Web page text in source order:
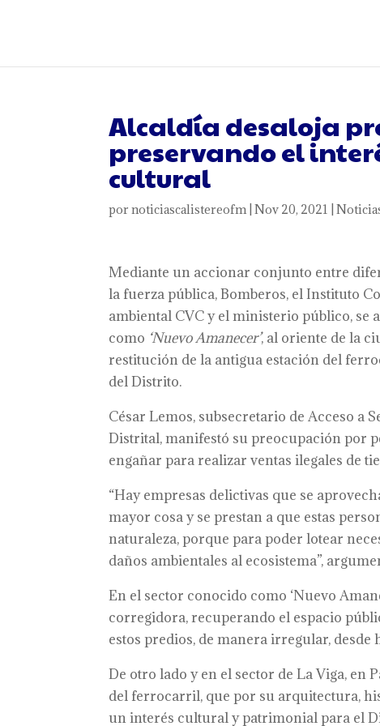
Alcaldía desaloja
preservando el
cultural
pornoticiascalistereofm|Nov 20, 2021 |
Mediante un accionar conjunto entre
la fuerza pública, Bomberos, el Instituto
ambiental CVC y el ministerio público, se
como ‘Nuevo Amanecer’, al oriente de la
restitución de la antigua estación del
del Distrito.
César Lemos, subsecretario de Acceso a
Distrital, manifestó su preocupación por
engañar para realizar ventas ilegales de
“Hay empresas delictivas que se
mayor cosa y se prestan a que estas
naturaleza, porque para poder lotear
daños ambientales al ecosistema”,
En el sector conocido como ‘Nuevo
corregidora, recuperando el espacio
estos predios, de manera irregular,
De otro lado y en el sector de La Viga, en
del ferrocarril, que por su arquitectura,
un interés cultural y patrimonial para el